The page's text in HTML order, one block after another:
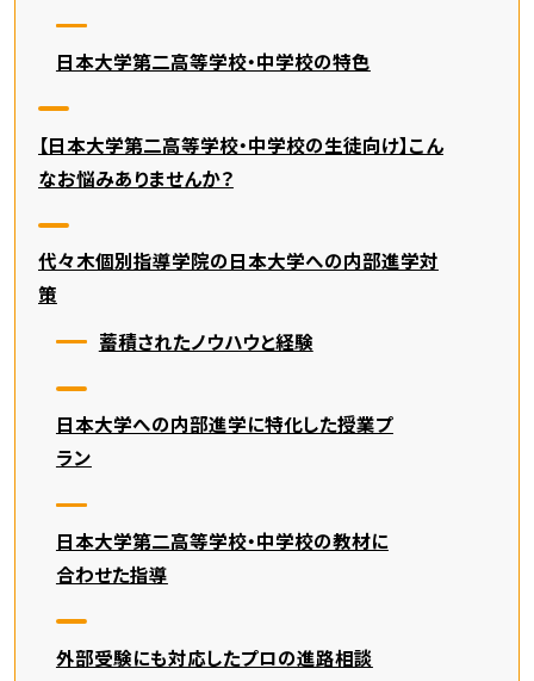
日本大学第二高等学校・中学校の特色
【日本大学第二高等学校・中学校の生徒向け】こん
なお悩みありませんか？
代々木個別指導学院の日本大学への内部進学対
策
蓄積されたノウハウと経験
日本大学への内部進学に特化した授業プ
ラン
日本大学第二高等学校・中学校の教材に
合わせた指導
外部受験にも対応したプロの進路相談